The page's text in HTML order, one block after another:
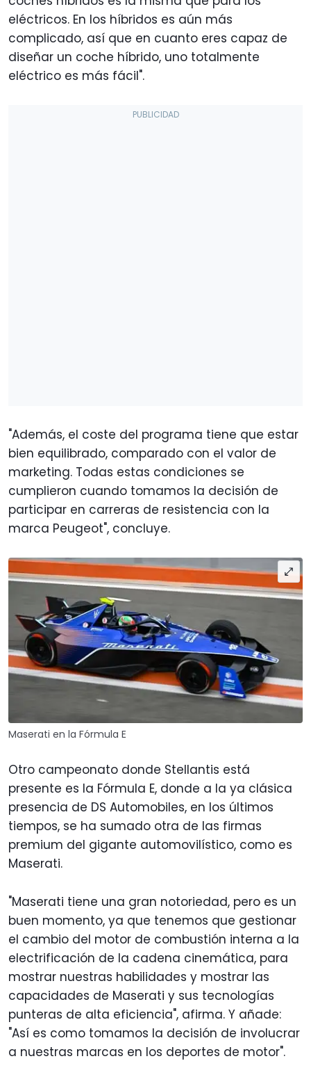
eléctricos. En los híbridos es aún más
complicado, así que en cuanto eres capaz de
diseñar un coche híbrido, uno totalmente
eléctrico es más fácil".
"Además, el coste del programa tiene que estar
bien equilibrado, comparado con el valor de
marketing. Todas estas condiciones se
cumplieron cuando tomamos la decisión de
participar en carreras de resistencia con la
marca Peugeot", concluye.
Maserati en la Fórmula E
Otro campeonato donde Stellantis está
presente es la Fórmula E, donde a la ya clásica
presencia de DS Automobiles, en los últimos
tiempos, se ha sumado otra de las firmas
premium del gigante automovilístico, como es
Maserati.
"Maserati tiene una gran notoriedad, pero es un
buen momento, ya que tenemos que gestionar
el cambio del motor de combustión interna a la
electrificación de la cadena cinemática, para
mostrar nuestras habilidades y mostrar las
capacidades de Maserati y sus tecnologías
punteras de alta eficiencia", afirma. Y añade:
"Así es como tomamos la decisión de involucrar
a nuestras marcas en los deportes de motor".